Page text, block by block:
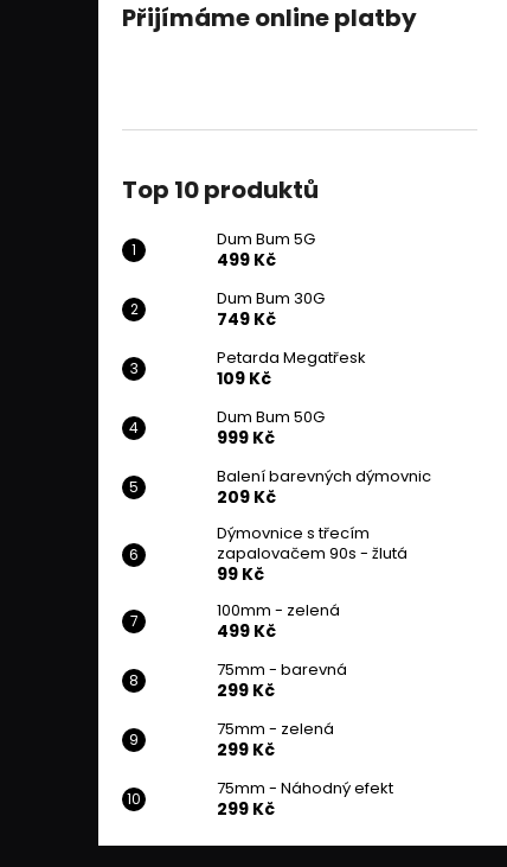
Přijímáme online platby
Top 10 produktů
Dum Bum 5G
499 Kč
Dum Bum 30G
749 Kč
Petarda Megatřesk
109 Kč
Dum Bum 50G
999 Kč
Balení barevných dýmovnic
209 Kč
Dýmovnice s třecím
zapalovačem 90s - žlutá
99 Kč
100mm - zelená
499 Kč
75mm - barevná
299 Kč
75mm - zelená
299 Kč
75mm - Náhodný efekt
299 Kč